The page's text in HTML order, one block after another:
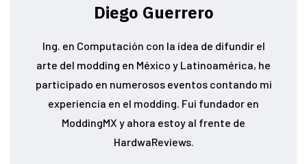
Diego Guerrero
Ing. en Computación con la idea de difundir el
arte del modding en México y Latinoamérica, he
participado en numerosos eventos contando mi
experiencia en el modding. Fui fundador en
ModdingMX y ahora estoy al frente de
HardwaReviews.